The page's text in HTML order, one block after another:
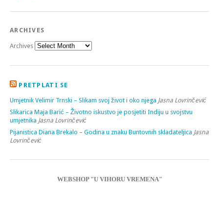
ARCHIVES
Archives
PRETPLATI SE
Umjetnik Velimir Trnski – Slikam svoj život i oko njega Jasna Lovrinčević
Slikarica Maja Barić – Životno iskustvo je posjetiti Indiju u svojstvu
umjetnika Jasna Lovrinčević
Pijanistica Diana Brekalo – Godina u znaku Buntovnih skladateljica Jasna
Lovrinčević
WEBSHOP "U VIHORU VREMENA"